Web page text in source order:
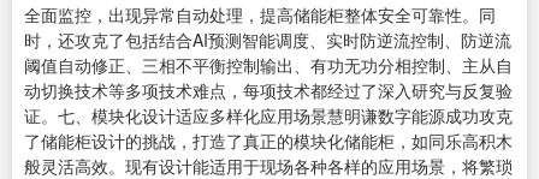
全面监控，出现异常自动处理，提高储能柜整体安全可靠性。同
时，还攻克了包括结合AI预测智能调度、实时防逆流控制、防逆流
阈值自动修正、三相不平衡控制输出、有功无功分相控制、主从自
动切换技术等多项技术难点，每项技术都经过了深入研究与反复验
证。七、模块化设计适应多样化应用场景慧明谦数字能源成功攻克
了储能柜设计的挑战，打造了真正的模块化储能柜，如同乐高积木
般灵活高效。现有设计能适用于现场各种各样的应用场景，将繁琐